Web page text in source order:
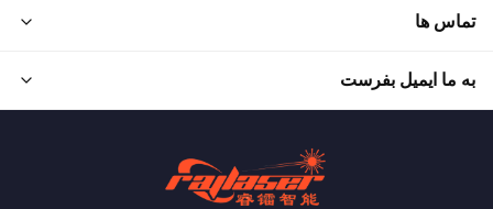
تماس ها
به ما ایمیل بفرست